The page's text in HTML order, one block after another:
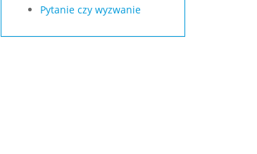
Pytanie czy wyzwanie